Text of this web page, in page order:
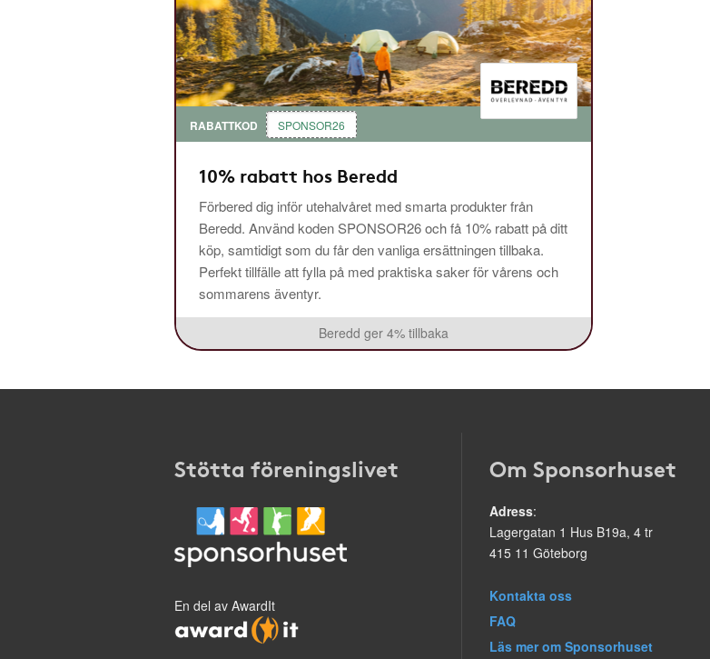
RABATTKOD SPONSOR26
10% rabatt hos Beredd
Förbered dig inför utehalvåret med smarta produkter från
Beredd. Använd koden SPONSOR26 och få 10% rabatt på ditt
köp, samtidigt som du får den vanliga ersättningen tillbaka.
Perfekt tillfälle att fylla på med praktiska saker för vårens och
sommarens äventyr.
Beredd ger 4% tillbaka
Stötta föreningslivet
En del av AwardIt
Om Sponsorhuset
Adress:
Lagergatan 1 Hus B19a, 4 tr
415 11 Göteborg
Kontakta oss
FAQ
Läs mer om Sponsorhuset